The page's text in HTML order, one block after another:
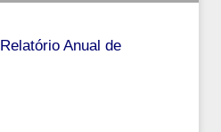
Anual de